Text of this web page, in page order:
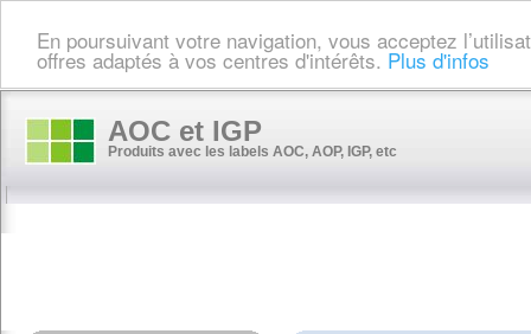
En poursuivant votre navigation, vous acceptez
offres adaptés à vos centres d'intérêts. Plus d'infos
AOC et IGP
Produits avec les labels AOC, AOP, IGP, etc